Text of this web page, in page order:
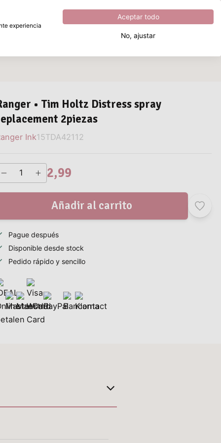
Excelente 4.8sobre5
• Tim Holtz Distress spray
2piezas
Ink15TDA42112
2,99
Añadir al carrito
Pague después
Disponible desde stock
Pedido rápido y sencillo
experiencia
Aceptar todo
No, ajustar